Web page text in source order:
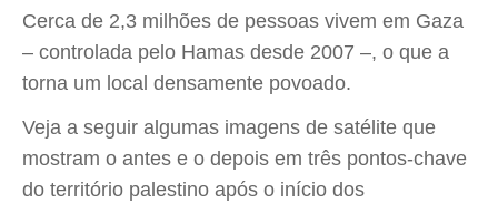
Cerca de 2,3 milhões de pessoas vivem em Gaza
– controlada pelo Hamas desde 2007 –, o que a
torna um local densamente povoado.
Veja a seguir algumas imagens de satélite que
mostram o antes e o depois em três pontos-chave
do território palestino após o início dos